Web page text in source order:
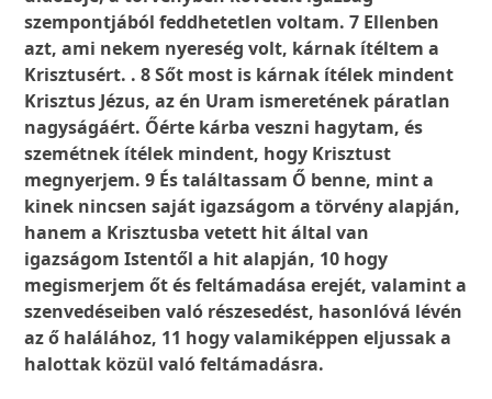
szempontjából feddhetetlen voltam. 7 Ellenben
azt, ami nekem nyereség volt, kárnak ítéltem a
Krisztusért. . 8 Sőt most is kárnak ítélek mindent
Krisztus Jézus, az én Uram ismeretének páratlan
nagyságáért. Őérte kárba veszni hagytam, és
szemétnek ítélek mindent, hogy Krisztust
megnyerjem. 9 És találtassam Ő benne, mint a
kinek nincsen saját igazságom a törvény alapján,
hanem a Krisztusba vetett hit által van
igazságom Istentől a hit alapján, 10 hogy
megismerjem őt és feltámadása erejét, valamint a
szenvedéseiben való részesedést, hasonlóvá lévén
az ő halálához, 11 hogy valamiképpen eljussak a
halottak közül való feltámadásra.